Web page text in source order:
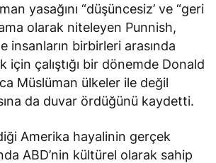
yasağını “düşüncesiz’ ve “geri
olarak niteleyen Punnish,
insanların birbirleri arasında
için çalıştığı bir dönemde Donald
Müslüman ülkeler ile değil
da duvar ördüğünü kaydetti.
Amerika hayalinin gerçek
ABD’nin kültürel olarak sahip